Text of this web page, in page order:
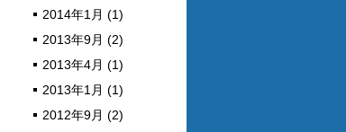
2014年1月 (1)
2013年9月 (2)
2013年4月 (1)
2013年1月 (1)
2012年9月 (2)